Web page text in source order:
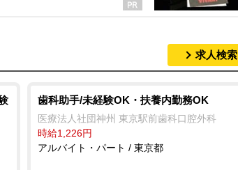
求人検索
歯科助手/未経験OK・扶養内勤務OK
医療法人社団神州 東京駅前歯科口腔外科
時給1,226円
アルバイト・パート / 東京都